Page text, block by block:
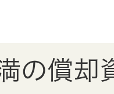
の償却